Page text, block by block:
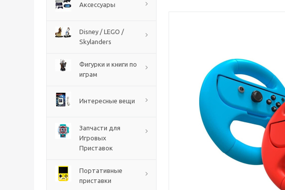
Аксессуары
Disney / LEGO /
Skylanders
Фигурки и книги по
играм
Интересные вещи
Запчасти для
Игровых
Приставок
Портативные
приставки
The Blood of Dawnwalker